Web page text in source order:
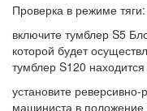
Проверка в режиме тяги:
включите тумблер S5
которой будет
тумблер S120
установите
машиниста в положение